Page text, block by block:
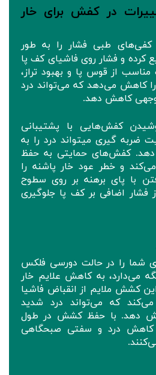
در کفش برای خار
کفی‌های طبی فشار را به طور
کرده و فشار روی فاشیای کف پا
از قوس پا و بهبود تراز،
کاهش می‌دهد که می‌تواند درد
توجهی کاهش دهد.
کفش‌هایی با پشتیبانی
ضربه گیری میتواند درد را به
کفش‌های حمایتی به حفظ
و خطر عود خار پاشنه را
با پای برهنه بر روی سطوح
فشار اضافی بر کف پا جلوگیری
شما را در حالت دورسی فلکس
می‌دارد، به کاهش علایم خار
کشش ملایم از انقباض فاشیا
که می‌تواند درد شدید
دهد. با حفظ کشش در طول
کاهش درد و سفتی صبحگاهی